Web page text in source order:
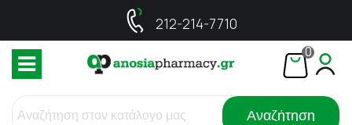
212-214-7710
0
Αναζήτηση